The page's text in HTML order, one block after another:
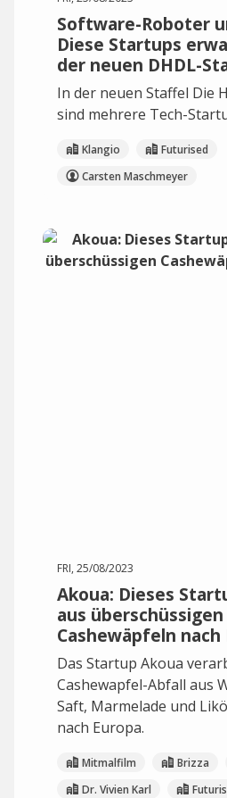
Software-Roboter
Diese Startups
der neuen DHDL-
In der neuen Staffel Die
sind mehrere Tech-
Klangio
Futurised
Carsten Maschmeyer
FRI, 25/08/2023
Akoua: Dieses
aus überschüssigen
Cashewäpfeln nach
Das Startup Akoua
Cashewapfel-Abfall aus
Saft, Marmelade und
nach Europa.
Mitmalfilm Brizza
Dr. Vivien Karl